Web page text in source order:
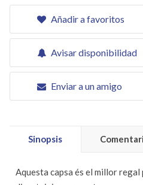
Añadir a favoritos
Avisar disponibilidad
Enviar a un amigo
Sinopsis
Aquesta capsa és el millor